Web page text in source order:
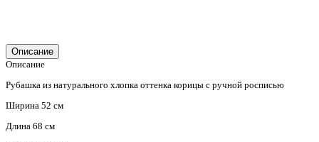
Описание
Описание
Рубашка из натурального хлопка оттенка корицы с ручной росписью
Ширина 52 см
Длина 68 см